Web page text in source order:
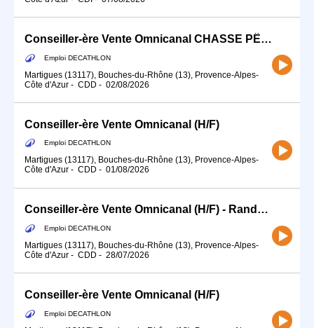
Conseiller-ère Vente Omnicanal CHASSE PÊCHE (H/F) - Temps partiel
Emploi DECATHLON
Martigues (13117), Bouches-du-Rhône (13), Provence-Alpes-
Côte d'Azur - CDD - 02/08/2026
Conseiller-ère Vente Omnicanal (H/F)
Emploi DECATHLON
Martigues (13117), Bouches-du-Rhône (13), Provence-Alpes-
Côte d'Azur - CDD - 01/08/2026
Conseiller-ère Vente Omnicanal (H/F) - Randonnée/Sports d'eau
Emploi DECATHLON
Martigues (13117), Bouches-du-Rhône (13), Provence-Alpes-
Côte d'Azur - CDD - 28/07/2026
Conseiller-ère Vente Omnicanal (H/F)
Emploi DECATHLON